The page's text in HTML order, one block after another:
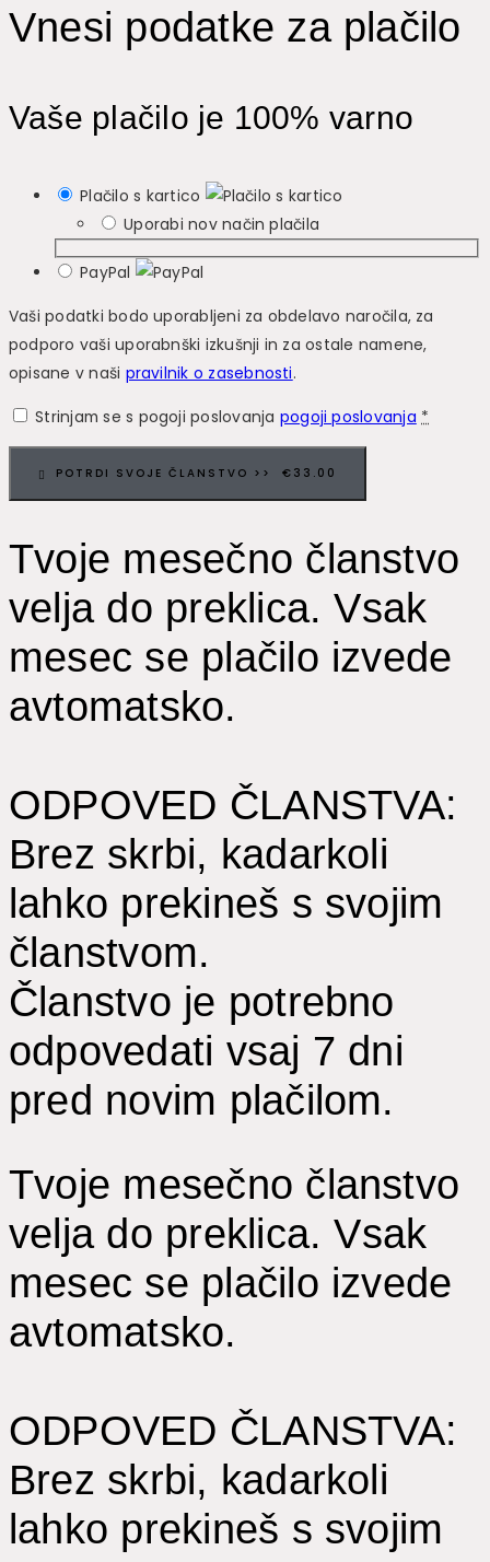
Vnesi podatke za plačilo
Vaše plačilo je 100% varno
Plačilo s kartico
Uporabi nov način plačila
PayPal
Vaši podatki bodo uporabljeni za obdelavo naročila, za
podporo vaši uporabnški izkušnji in za ostale namene,
opisane v naši pravilnik o zasebnosti.
Strinjam se s pogoji poslovanja pogoji poslovanja *
POTRDI SVOJE ČLANSTVO >> €33.00
Tvoje mesečno članstvo
velja do preklica. Vsak
mesec se plačilo izvede
avtomatsko.
ODPOVED ČLANSTVA:
Brez skrbi, kadarkoli
lahko prekineš s svojim
članstvom.
Članstvo je potrebno
odpovedati vsaj 7 dni
pred novim plačilom.
Tvoje mesečno članstvo
velja do preklica. Vsak
mesec se plačilo izvede
avtomatsko.
ODPOVED ČLANSTVA:
Brez skrbi, kadarkoli
lahko prekineš s svojim